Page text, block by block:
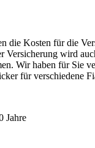
die Kosten für die
wird
Wir haben für Sie
für verschiedene
Jahre